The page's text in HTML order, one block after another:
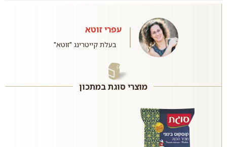
עפרי זוטא
בעלת קייטרינג "זוטא"
מוצרי סוגת במתכון